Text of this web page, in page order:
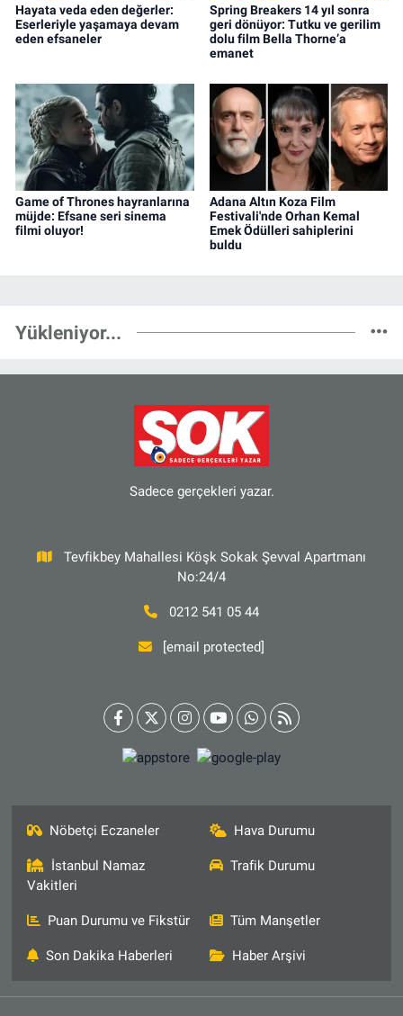
Hayata veda eden değerler:
Eserleriyle yaşamaya devam
eden efsaneler
Spring Breakers 14 yıl sonra
geri dönüyor: Tutku ve gerilim
dolu film Bella Thorne’a
emanet
Game of Thrones hayranlarına
müjde: Efsane seri sinema
filmi oluyor!
Adana Altın Koza Film
Festivali'nde Orhan Kemal
Emek Ödülleri sahiplerini
buldu
Yükleniyor...
Sadece gerçekleri yazar.
Tevfikbey Mahallesi Köşk Sokak Şevval Apartmanı
No:24/4
0212 541 05 44
[email protected]
Nöbetçi Eczaneler Hava Durumu
İstanbul Namaz
Vakitleri
Trafik Durumu
Puan Durumu ve Fikstür Tüm Manşetler
Son Dakika Haberleri Haber Arşivi